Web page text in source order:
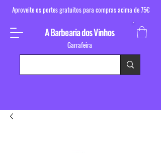
Aproveite os portes gratuitos para compras acima de 75€
A Barbearia dos Vinhos
Garrafeira